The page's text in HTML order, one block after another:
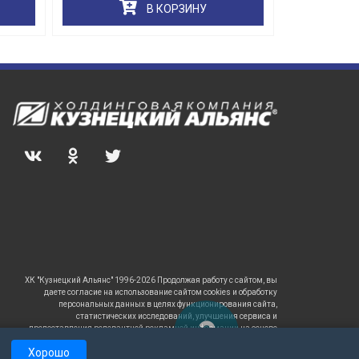
В КОРЗИНУ
Хорошо
ХК "Кузнецкий Альянс" 1996-2026 Продолжая работу с сайтом, вы
даете согласие на использование сайтом cookies и обработку
персональных данных в целях функционирования сайта,
статистических исследований, улучшения сервиса и
предоставления релевантной рекламной информации на основе